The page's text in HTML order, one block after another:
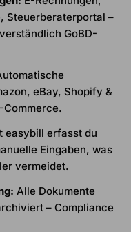
Steuerberaterportal –
GoBD-
eBay, Shopify &
Commerce.
easybill erfasst du
Eingaben, was
vermeidet.
Alle Dokumente
– Compliance